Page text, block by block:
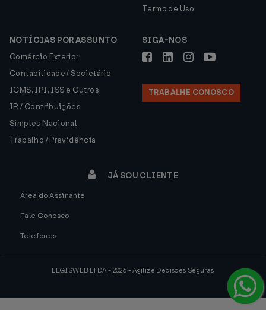
Termo de Uso
NOTÍCIAS POR ASSUNTO
Comércio Exterior
Contabilidade / Societário
ICMS, IPI, ISS e Outros
IR / Contribuições
Simples Nacional
Trabalho / Previdência
SIGA-NOS
TRABALHE CONOSCO
JÁ SOU CLIENTE
Área do Assinante
Fale Conosco
Telefones
LEGISWEB LTDA - 2026 - Agilize Decisões Seguras